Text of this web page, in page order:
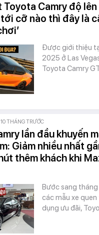
Toyota Camry độ
tới cỡ nào thì đây là
Được giới thiệu
2025 ở Las
Toyota Camry
10 THÁNG TRƯỚC
lần đầu khuyến
Giảm nhiều nhất
thêm khách khi
Bước sang
các mẫu xe
dụng ưu đãi,